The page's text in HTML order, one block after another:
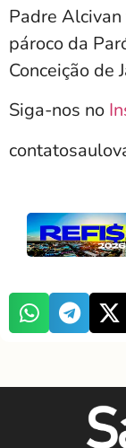
Padre
pároco da
Conceição de
Siga-nos no